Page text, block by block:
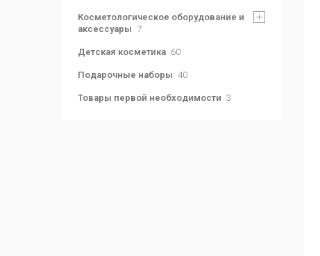
Косметологическое оборудование и
аксессуары 7
Детская косметика 60
Подарочные наборы 40
Товары первой необходимости 3